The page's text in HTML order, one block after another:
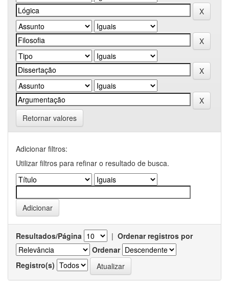
Retornar valores
Adicionar filtros:
Utilizar filtros para refinar o resultado de busca.
Resultados/Página | Ordenar registros por
Ordenar
Registro(s)